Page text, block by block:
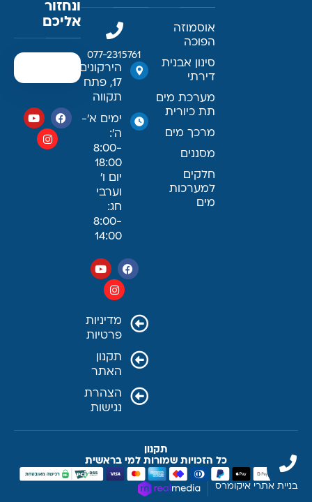
אוסמוזה
הפוכה
סינון אבנית
דירתי
מערכת מים
תת כיורית
מרכך מים
מסננים
חלקים
למערכות
מים
077-2315761
הירקונים
17, פתח
תקווה
ימים א׳-
ה׳:
8:00-
18:00
יום ו׳
וערבי
חג:
8:00-
14:00
מדיניות
פרטיות
תקנון
האתר
הצהרת
נגישות
ונחזור
אליכם
תקנון
כל הזכויות שמורות למי בראשית
בניית אתרי איקומרס